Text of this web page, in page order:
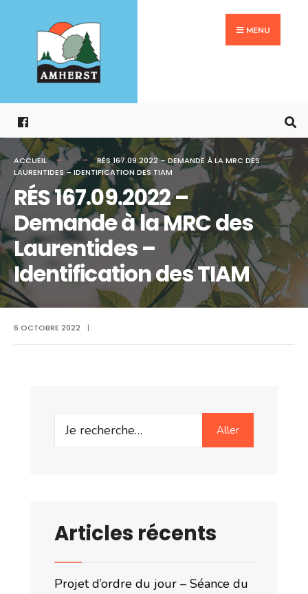
contenu
MENU
ACCUEIL
RÉS 167.09.2022 – DEMANDE À LA MRC DES
LAURENTIDES – IDENTIFICATION DES TIAM
RÉS 167.09.2022 –
Demande à la MRC des
Laurentides –
Identification des TIAM
6 OCTOBRE 2022 |
Search
Aller
Articles récents
Projet d’ordre du jour – Séance du
for: